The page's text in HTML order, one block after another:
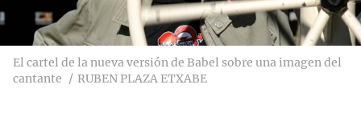
El cartel de la nueva versión de Babel sobre una imagen del
cantante
RUBEN PLAZA ETXABE